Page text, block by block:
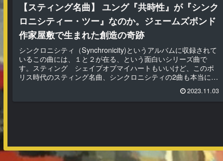
【スティング名曲】 ユング『共時性』が『シンク
ロニシティー・ツー』なのか。ジェームズボンド
作家屋敷で生まれた創造の奇跡
シンクロニシティ（Synchronicity)というアルバムに収録されて
いるこの曲には、１と２が在る、という面白いシリーズ曲で
す。スティング シェイプオブマイハートもいいけど、このポ
リス時代のスティング名曲、シンクロニシティの2曲も本当に
2023.11.03